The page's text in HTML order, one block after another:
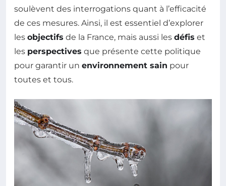
soulèvent des interrogations quant à l’efficacité
de ces mesures. Ainsi, il est essentiel d’explorer
les objectifs de la France, mais aussi les défis et
les perspectives que présente cette politique
pour garantir un environnement sain pour
toutes et tous.